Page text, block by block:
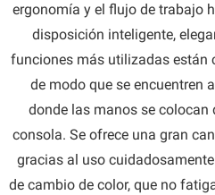
ergonomía y el flujo de trabajo
disposición inteligente,
funciones más utilizadas están
de modo que se encuentren
donde las manos se
consola. Se ofrece una gran
gracias al uso
de cambio de color, que no